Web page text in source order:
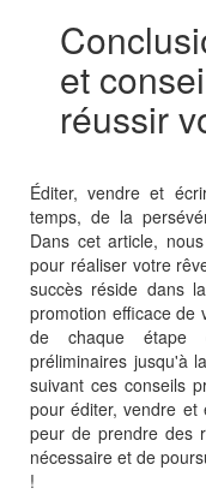
et
réussir
Éditer, vendre et
temps, de la
Dans cet article,
pour réaliser votre
succès réside dans
promotion efficace de
de chaque étape
préliminaires jusqu'à
suivant ces conseils
pour éditer, vendre et
peur de prendre des
nécessaire et de
!